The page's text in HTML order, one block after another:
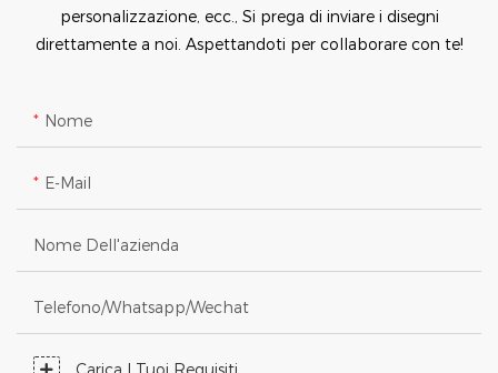
personalizzazione, ecc., Si prega di inviare i disegni
direttamente a noi. Aspettandoti per collaborare con te!
Nome
E-Mail
Nome Dell'azienda
Telefono/Whatsapp/Wechat